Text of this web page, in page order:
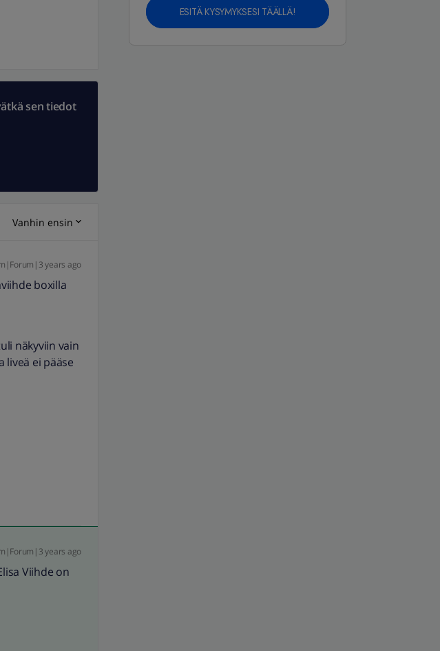
sen tiedot
Vanhin ensin
years ago
boxilla
näkyviin vain
liveä ei pääse
years ago
Viihde on
ESITÄ KYSYMYKSESI TÄÄLLÄ!